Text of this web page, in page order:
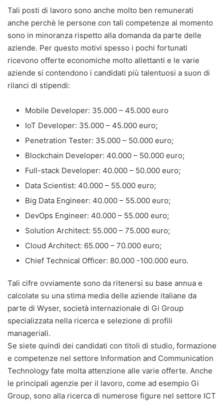
Tali posti di lavoro sono anche molto ben remunerati
anche perchè le persone con tali competenze al momento
sono in minoranza rispetto alla domanda da parte delle
aziende. Per questo motivi spesso i pochi fortunati
ricevono offerte economiche molto allettanti e le varie
aziende si contendono i candidati più talentuosi a suon di
rilanci di stipendi:
Mobile Developer: 35.000 – 45.000 euro
IoT Developer: 35.000 – 45.000 euro;
Penetration Tester: 35.000 – 50.000 euro;
Blockchain Developer: 40.000 – 50.000 euro;
Full-stack Developer: 40.000 – 50.000 euro;
Data Scientist: 40.000 – 55.000 euro;
Big Data Engineer: 40.000 – 55.000 euro;
DevOps Engineer: 40.000 – 55.000 euro;
Solution Architect: 55.000 – 75.000 euro;
Cloud Architect: 65.000 – 70.000 euro;
Chief Technical Officer: 80.000 -100.000 euro.
Tali cifre ovviamente sono da ritenersi su base annua e
calcolate su una stima media delle aziende italiane da
parte di Wyser, società internazionale di Gi Group
specializzata nella ricerca e selezione di profili
manageriali.
Se siete quindi dei candidati con titoli di studio, formazione
e competenze nel settore Information and Communication
Technology fate molta attenzione alle varie offerte. Anche
le principali agenzie per il lavoro, come ad esempio Gi
Group, sono alla ricerca di numerose figure nel settore ICT